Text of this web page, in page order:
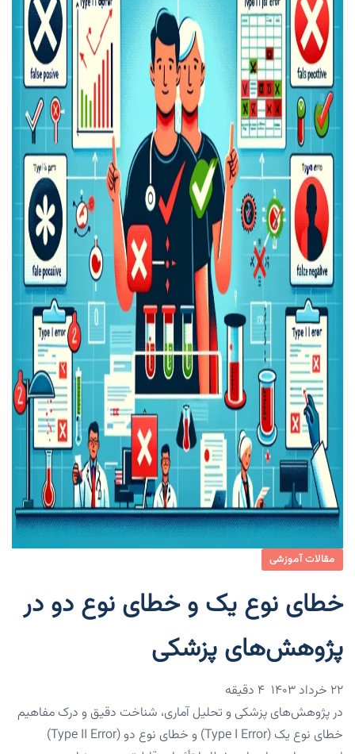
مقالات آموزشی
خطای نوع یک و خطای نوع دو در
پژوهش‌های پزشکی
۲۲ خرداد ۱۴۰۳
در پژوهش‌های پزشکی و تحلیل آماری، شناخت دقیق و درک مفاهیم
خطای نوع یک (Type I Error) و خطای نوع دو (Type II Error)